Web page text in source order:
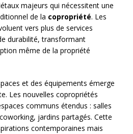
majeurs qui nécessitent une
de la copropriété. Les
vers plus de services
durabilité, transformant
même de la propriété
et des équipements émerge
Les nouvelles copropriétés
communs étendus : salles
jardins partagés. Cette
contemporaines mais